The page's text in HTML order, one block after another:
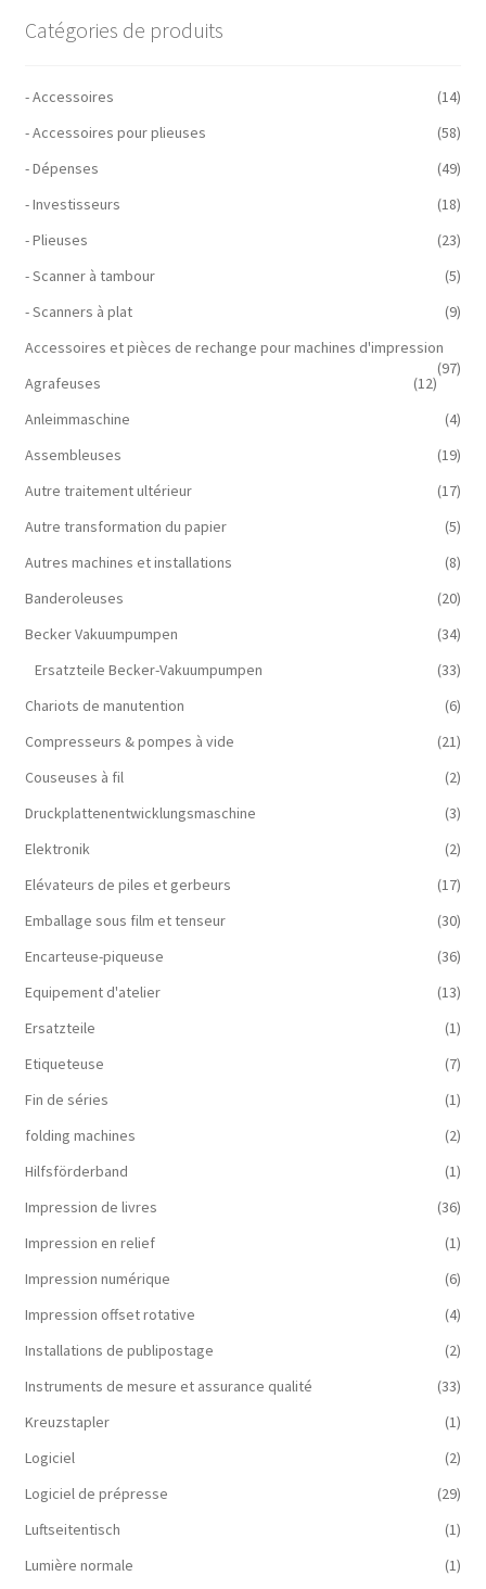
Catégories de produits
- Accessoires
(14)
- Accessoires pour plieuses
(58)
- Dépenses
(49)
- Investisseurs
(18)
- Plieuses
(23)
- Scanner à tambour
(5)
- Scanners à plat
(9)
Accessoires et pièces de rechange pour machines d'impression
(97)
Agrafeuses
(12)
Anleimmaschine
(4)
Assembleuses
(19)
Autre traitement ultérieur
(17)
Autre transformation du papier
(5)
Autres machines et installations
(8)
Banderoleuses
(20)
Becker Vakuumpumpen
(34)
Ersatzteile Becker-Vakuumpumpen
(33)
Chariots de manutention
(6)
Compresseurs & pompes à vide
(21)
Couseuses à fil
(2)
Druckplattenentwicklungsmaschine
(3)
Elektronik
(2)
Elévateurs de piles et gerbeurs
(17)
Emballage sous film et tenseur
(30)
Encarteuse-piqueuse
(36)
Equipement d'atelier
(13)
Ersatzteile
(1)
Etiqueteuse
(7)
Fin de séries
(1)
folding machines
(2)
Hilfsförderband
(1)
Impression de livres
(36)
Impression en relief
(1)
Impression numérique
(6)
Impression offset rotative
(4)
Installations de publipostage
(2)
Instruments de mesure et assurance qualité
(33)
Kreuzstapler
(1)
Logiciel
(2)
Logiciel de prépresse
(29)
Luftseitentisch
(1)
Lumière normale
(1)